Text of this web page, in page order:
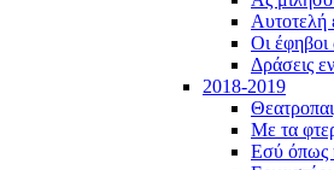
Αυτοτελή
Οι έφηβοι
Δράσεις
2018-2019
Με τα
Εσύ όπως